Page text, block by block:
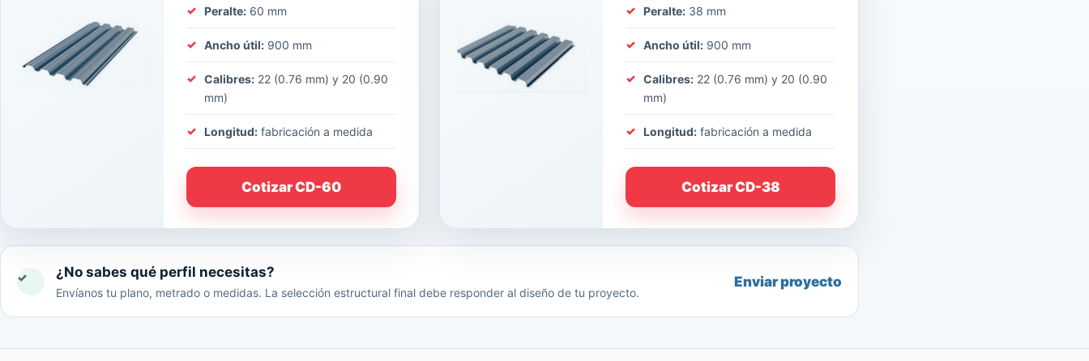
Peralte: 60 mm
Ancho útil: 900 mm
Calibres: 22 (0.76 mm) y 20 (0.90
mm)
Longitud: fabricación a medida
Cotizar CD-60
Peralte: 38 mm
Ancho útil: 900 mm
Calibres: 22 (0.76 mm) y 20 (0.90
mm)
Longitud: fabricación a medida
Cotizar CD-38
✓ ¿No sabes qué perfil necesitas?
Envíanos tu plano, metrado o medidas. La selección estructural final debe responder al diseño de tu proyecto.
Enviar proyecto